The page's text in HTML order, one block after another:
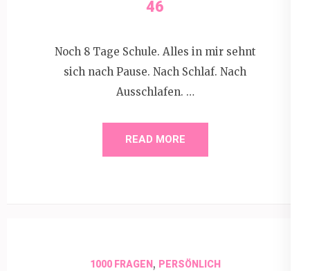
46
Noch 8 Tage Schule. Alles in mir sehnt
sich nach Pause. Nach Schlaf. Nach
Ausschlafen. …
READ MORE
1000 FRAGEN, PERSÖNLICH